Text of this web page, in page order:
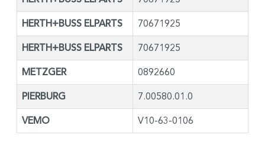
HERTH+BUSS ELPARTS 70671925
HERTH+BUSS ELPARTS 70671925
METZGER 0892660
PIERBURG 7.00580.01.0
VEMO V10-63-0106